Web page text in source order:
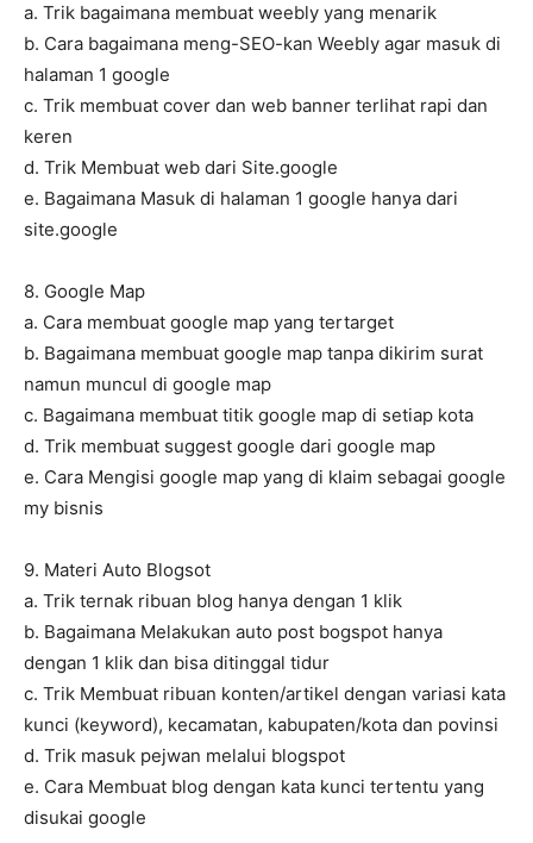
a. Trik bagaimana membuat weebly yang menarik
b. Cara bagaimana meng-SEO-kan Weebly agar masuk di
halaman 1 google
c. Trik membuat cover dan web banner terlihat rapi dan
keren
d. Trik Membuat web dari Site.google
e. Bagaimana Masuk di halaman 1 google hanya dari
site.google
8. Google Map
a. Cara membuat google map yang tertarget
b. Bagaimana membuat google map tanpa dikirim surat
namun muncul di google map
c. Bagaimana membuat titik google map di setiap kota
d. Trik membuat suggest google dari google map
e. Cara Mengisi google map yang di klaim sebagai google
my bisnis
9. Materi Auto Blogsot
a. Trik ternak ribuan blog hanya dengan 1 klik
b. Bagaimana Melakukan auto post bogspot hanya
dengan 1 klik dan bisa ditinggal tidur
c. Trik Membuat ribuan konten/artikel dengan variasi kata
kunci (keyword), kecamatan, kabupaten/kota dan povinsi
d. Trik masuk pejwan melalui blogspot
e. Cara Membuat blog dengan kata kunci tertentu yang
disukai google